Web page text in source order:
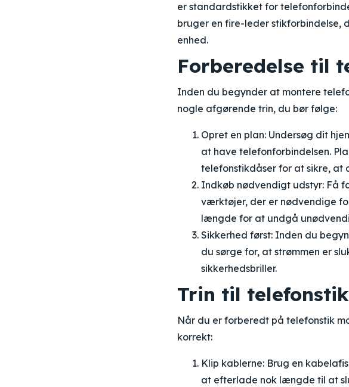
er standardstikket for
bruger en fire-leder stikforbindelse,
enhed.
Forberedelse til
Inden du begynder at montere
nogle afgørende trin, du bør følge:
Opret en plan: Undersøg dit
at have telefonforbindelsen.
telefonstikdåser for at sikre, at
Indkøb nødvendigt udstyr: Få
værktøjer, der er nødvendige
længde for at undgå
Sikkerhed først: Inden du
du sørge for, at strømmen er
sikkerhedsbriller.
Trin til
Når du er forberedt på telefonstik
korrekt:
Klip kablerne: Brug en
at efterlade nok længde til at